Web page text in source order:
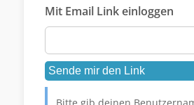
Mit Email Link einloggen